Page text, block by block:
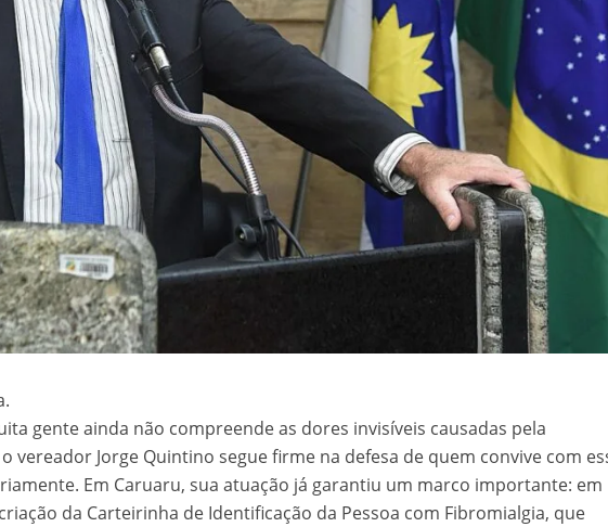
gente ainda não compreende as dores invisíveis causadas pela
vereador Jorge Quintino segue firme na defesa de quem convive com
Em Caruaru, sua atuação já garantiu um marco importante: em
da Carteirinha de Identificação da Pessoa com Fibromialgia, que